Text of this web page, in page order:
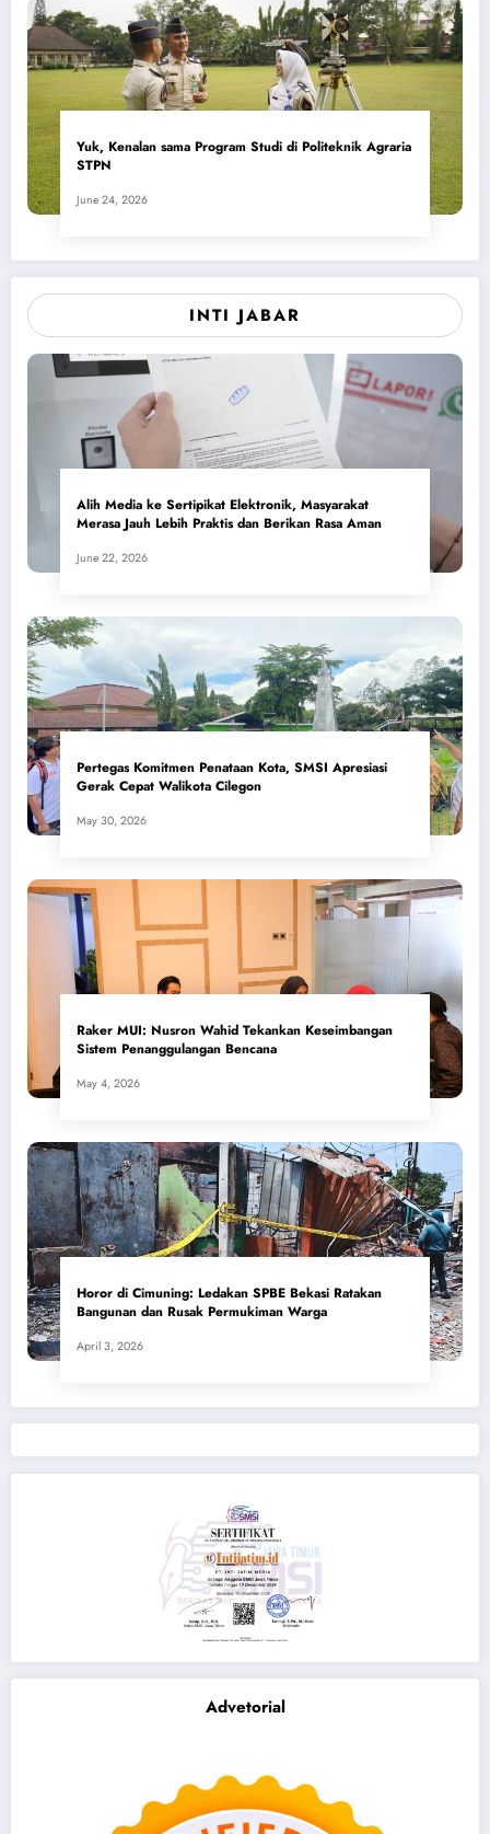
Yuk, Kenalan sama Program Studi di Politeknik Agraria
STPN
June 24, 2026
INTI JABAR
Alih Media ke Sertipikat Elektronik, Masyarakat
Merasa Jauh Lebih Praktis dan Berikan Rasa Aman
June 22, 2026
Pertegas Komitmen Penataan Kota, SMSI Apresiasi
Gerak Cepat Walikota Cilegon
May 30, 2026
​Raker MUI: Nusron Wahid Tekankan Keseimbangan
Sistem Penanggulangan Bencana
May 4, 2026
Horor di Cimuning: Ledakan SPBE Bekasi Ratakan
Bangunan dan Rusak Permukiman Warga
April 3, 2026
Advetorial